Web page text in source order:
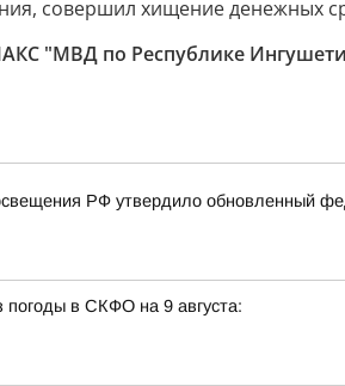
совершил хищение денежных
"МВД по Республике
РФ утвердило обновленный
погоды в СКФО на 9 августа: